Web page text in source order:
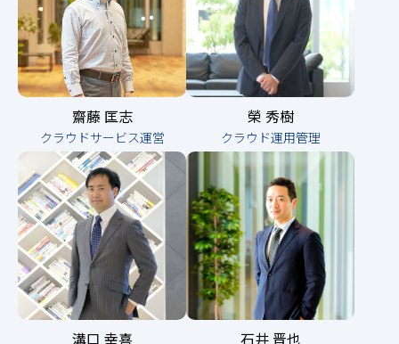
齋藤 匡志
クラウドサービス運営
榮 秀樹
クラウド運用管理
溝口 幸喜 石井 晋也